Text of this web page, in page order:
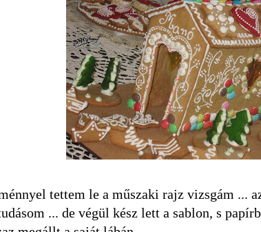
tettem le a műszaki rajz vizsgám ...
... de végül kész lett a sablon, s